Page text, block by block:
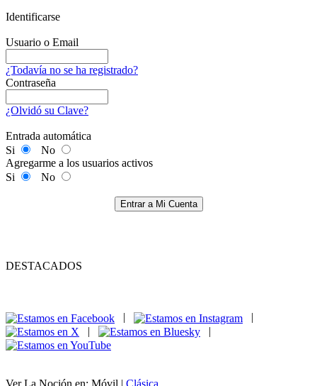
Identificarse
Usuario o Email
¿Todavía no se ha registrado?
Contraseña
¿Olvidó su Clave?
Entrada automática
Si
No
Agregarme a los usuarios activos
Si
No
Entrar a Mi Cuenta
DESTACADOS
|
|
|
|